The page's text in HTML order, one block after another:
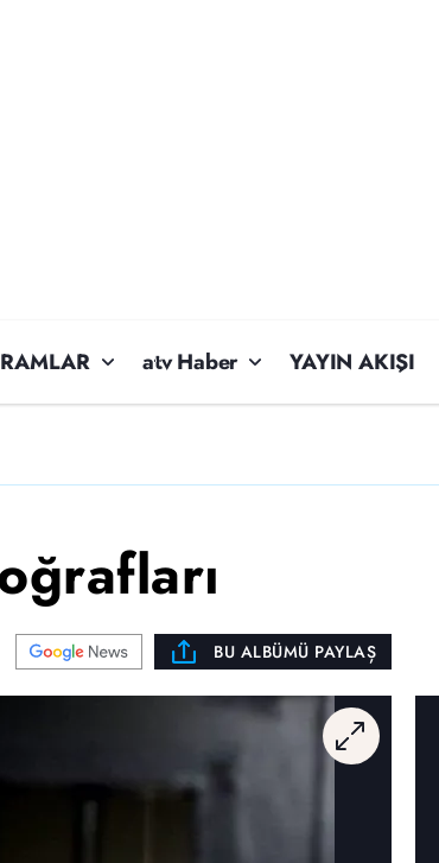
atv Haber YAYIN AKIŞI
BU ALBÜMÜ PAYLAŞ